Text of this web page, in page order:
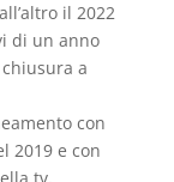
il 2022
di un anno
a
con
2019 e con